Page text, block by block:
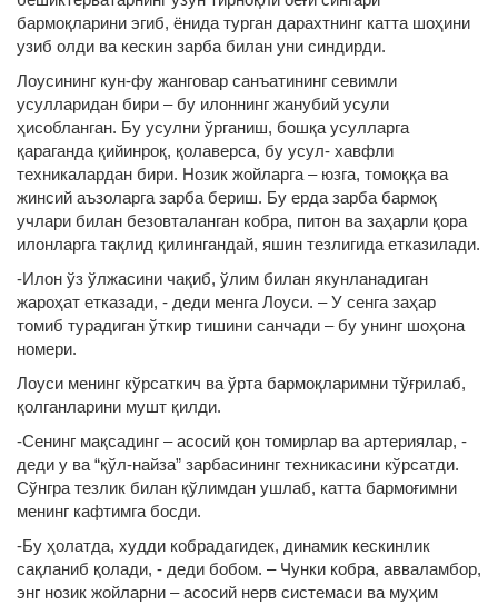
бармоқларини эгиб, ёнида турган дарахтнинг катта шоҳини
узиб олди ва кескин зарба билан уни синдирди.
Лоусининг кун-фу жанговар санъатининг севимли
усулларидан бири – бу илоннинг жанубий усули
ҳисобланган. Бу усулни ўрганиш, бошқа усулларга
қараганда қийинроқ, қолаверса, бу усул- хавфли
техникалардан бири. Нозик жойларга – юзга, томоққа ва
жинсий аъзоларга зарба бериш. Бу ерда зарба бармоқ
учлари билан безовталанган кобра, питон ва заҳарли қора
илонларга тақлид қилингандай, яшин тезлигида етказилади.
-Илон ўз ўлжасини чақиб, ўлим билан якунланадиган
жароҳат етказади, - деди менга Лоуси. – У сенга заҳар
томиб турадиган ўткир тишини санчади – бу унинг шоҳона
номери.
Лоуси менинг кўрсаткич ва ўрта бармоқларимни тўғрилаб,
қолганларини мушт қилди.
-Сенинг мақсадинг – асосий қон томирлар ва артериялар, -
деди у ва “қўл-найза” зарбасининг техникасини кўрсатди.
Сўнгра тезлик билан қўлимдан ушлаб, катта бармоғимни
менинг кафтимга босди.
-Бу ҳолатда, худди кобрадагидек, динамик кескинлик
сақланиб қолади, - деди бобом. – Чунки кобра, авваламбор,
энг нозик жойларни – асосий нерв системаси ва муҳим